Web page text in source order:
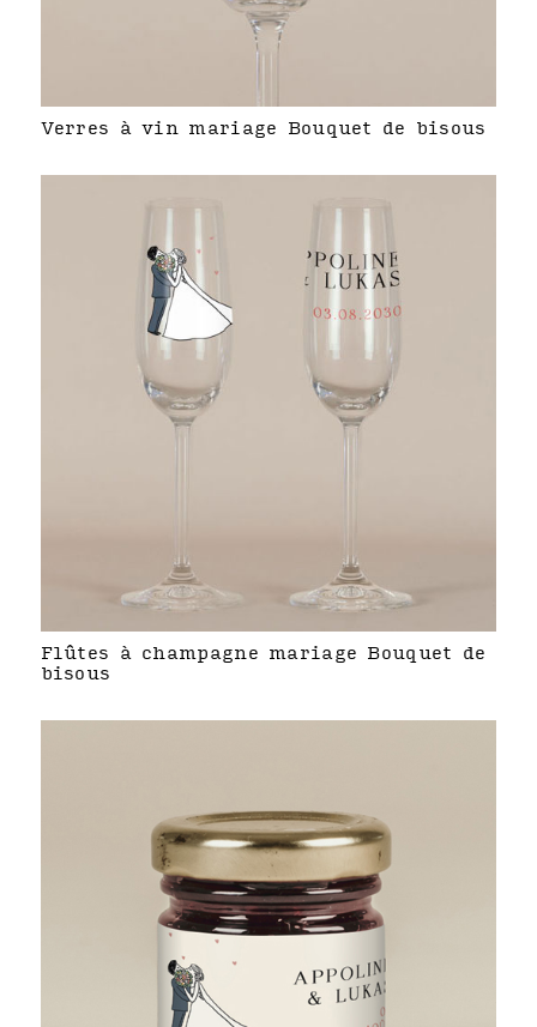
Verres à vin mariage Bouquet de bisous
Flûtes à champagne mariage Bouquet de
bisous